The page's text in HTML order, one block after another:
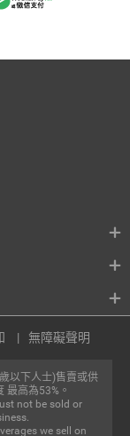
以下人士)售賣或供
最高為53%。
not be sold or
we sell on
無障礙聲明